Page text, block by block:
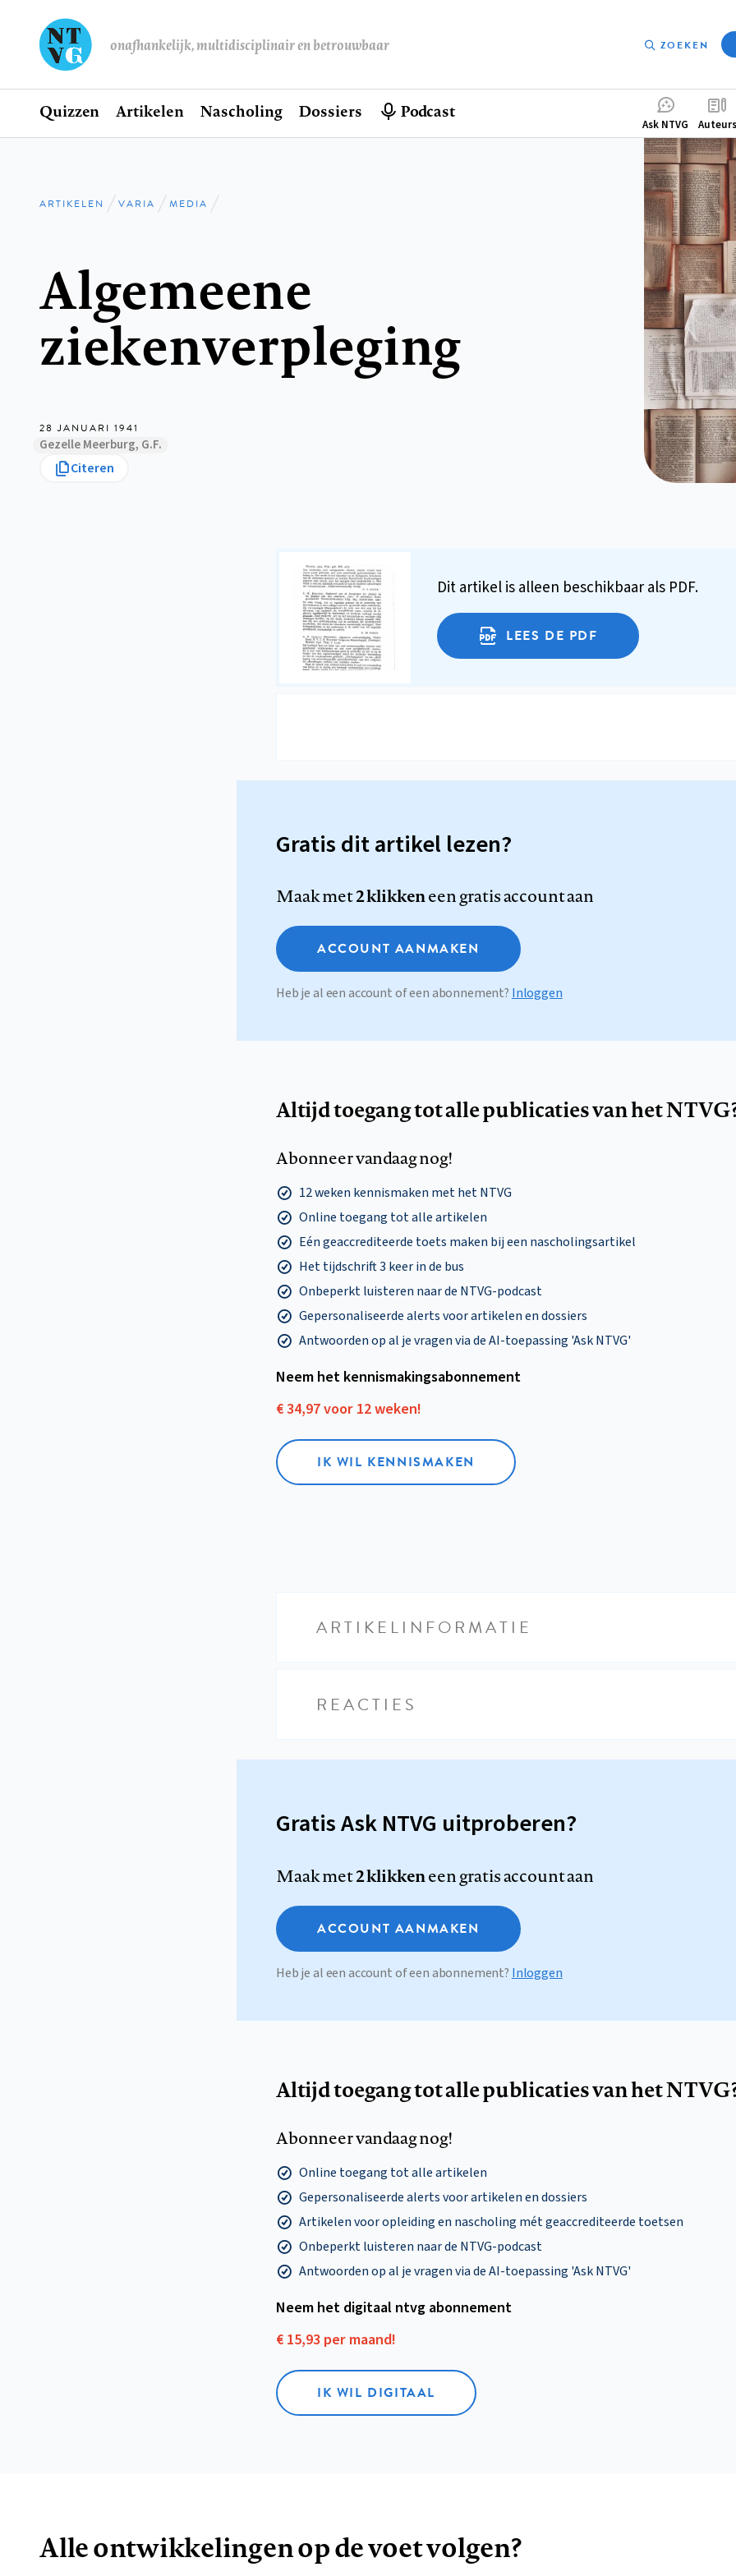
onafhankelijk, multidisciplinair en betrouwbaar ZOEKEN
Hoofdnavigatie
Home
Quizzen Artikelen Nascholing Dossiers Podcast
menu
Ask NTVG Auteurs
Kruimelpad
ARTIKELEN VARIA MEDIA
Algemeene
ziekenverpleging
28 JANUARI 1941
Gezelle Meerburg, G.F.
Citeren
Dit artikel is alleen beschikbaar als PDF.
LEES DE PDF
Gratis dit artikel lezen?
Maak met2 klikkeneen gratis account aan
ACCOUNT AANMAKEN
Heb je al een account of een abonnement? Inloggen
Altijd toegang tot alle publicaties van het
Abonneer vandaag nog!
12 weken kennismaken met het NTVG
Online toegang tot alle artikelen
Eén geaccrediteerde toets maken bij een nascholingsartikel
Het tijdschrift 3 keer in de bus
Onbeperkt luisteren naar de NTVG-podcast
Gepersonaliseerde alerts voor artikelen en dossiers
Antwoorden op al je vragen via de AI-toepassing 'Ask NTVG'
Neem het kennismakings­abonnement
€ 34,97 voor 12 weken!
IK WIL KENNISMAKEN
ARTIKELINFORMATIE
REACTIES
Gratis Ask NTVG uitproberen?
Maak met2 klikkeneen gratis account aan
ACCOUNT AANMAKEN
Heb je al een account of een abonnement? Inloggen
Altijd toegang tot alle publicaties van het
Abonneer vandaag nog!
Online toegang tot alle artikelen
Gepersonaliseerde alerts voor artikelen en dossiers
Artikelen voor opleiding en nascholing mét geaccrediteerde toetsen
Onbeperkt luisteren naar de NTVG-podcast
Antwoorden op al je vragen via de AI-toepassing 'Ask NTVG'
Neem het digitaal ntvg abonnement
€ 15,93 per maand!
IK WIL DIGITAAL
Alle ontwikkelingen op de voet volgen?